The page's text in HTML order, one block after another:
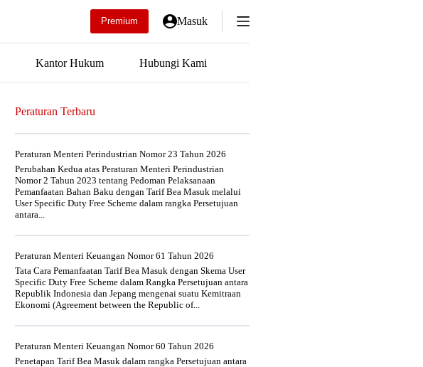
Premium Masuk
Kantor Hukum Hubungi Kami
Peraturan Terbaru
Peraturan Menteri Perindustrian Nomor 23 Tahun 2026
Perubahan Kedua atas Peraturan Menteri Perindustrian
Nomor 2 Tahun 2023 tentang Pedoman Pelaksanaan
Pemanfaatan Bahan Baku dengan Tarif Bea Masuk melalui
User Specific Duty Free Scheme dalam rangka Persetujuan
antara...
Peraturan Menteri Keuangan Nomor 61 Tahun 2026
Tata Cara Pemanfaatan Tarif Bea Masuk dengan Skema User
Specific Duty Free Scheme dalam Rangka Persetujuan antara
Republik Indonesia dan Jepang mengenai suatu Kemitraan
Ekonomi (Agreement between the Republic of...
Peraturan Menteri Keuangan Nomor 60 Tahun 2026
Penetapan Tarif Bea Masuk dalam rangka Persetujuan antara